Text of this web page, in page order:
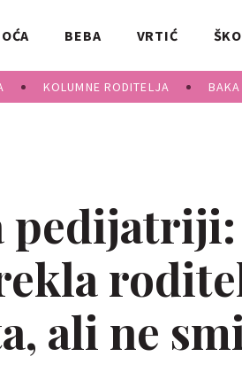
BEBA VRTIĆ
KOLUMNE RODITELJA
ali ne